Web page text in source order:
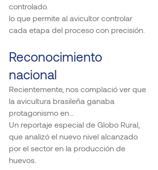
controlado.
lo que permite al avicultor controlar
cada etapa del proceso con precisión.
Reconocimiento
nacional
Recientemente, nos complació ver que
la avicultura brasileña ganaba
protagonismo en...
Un reportaje especial de Globo Rural,
que analizó el nuevo nivel alcanzado
por el sector en la producción de
huevos.